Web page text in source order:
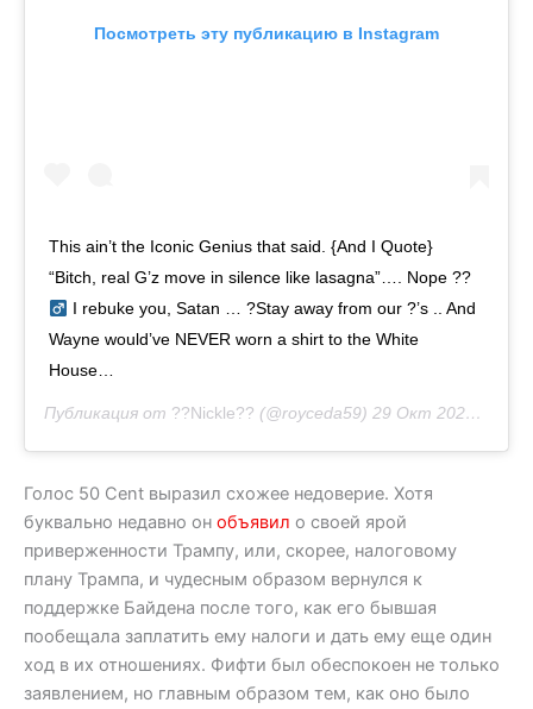
Посмотреть эту публикацию в Instagram
This ain’t the Iconic Genius that said. {And I Quote}
“Bitch, real G’z move in silence like lasagna”…. Nope ??‍
I rebuke you, Satan … ?Stay away from our ?’s .. And
Wayne would’ve NEVER worn a shirt to the White
House…
Публикация от ??Nickle?? (@royceda59) 29 Окт 2020 в 4:55 PDT
Голос 50 Cent выразил схожее недоверие. Хотя
буквально недавно он объявил о своей ярой
приверженности Трампу, или, скорее, налоговому
плану Трампа, и чудесным образом вернулся к
поддержке Байдена после того, как его бывшая
пообещала заплатить ему налоги и дать ему еще один
ход в их отношениях. Фифти был обеспокоен не только
заявлением, но главным образом тем, как оно было